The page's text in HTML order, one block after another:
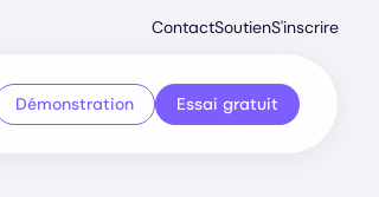
Menu
ContactSoutienS'inscrire
Démonstration Essai gratuit